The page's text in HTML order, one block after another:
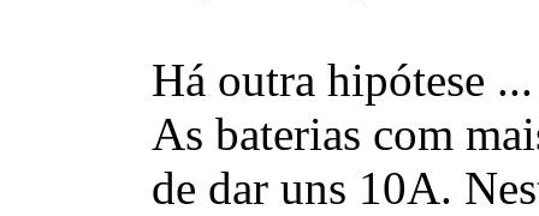
Há outra hipótese
As baterias com
de dar uns 10A.